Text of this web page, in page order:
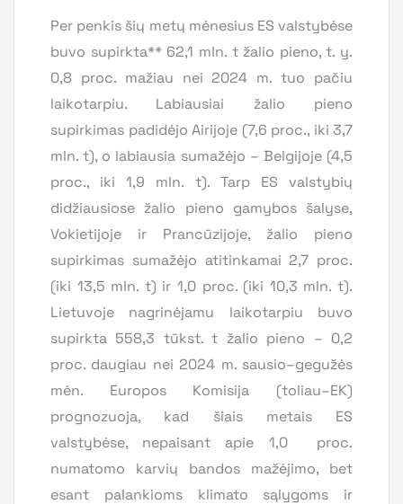
Per penkis šių metų mėnesius ES valstybėse
buvo supirkta** 62,1 mln. t žalio pieno, t. y.
0,8 proc. mažiau nei 2024 m. tuo pačiu
laikotarpiu. Labiausiai žalio pieno
supirkimas padidėjo Airijoje (7,6 proc., iki 3,7
mln. t), o labiausia sumažėjo – Belgijoje (4,5
proc., iki 1,9 mln. t). Tarp ES valstybių
didžiausiose žalio pieno gamybos šalyse,
Vokietijoje ir Prancūzijoje, žalio pieno
supirkimas sumažėjo atitinkamai 2,7 proc.
(iki 13,5 mln. t) ir 1,0 proc. (iki 10,3 mln. t).
Lietuvoje nagrinėjamu laikotarpiu buvo
supirkta 558,3 tūkst. t žalio pieno – 0,2
proc. daugiau nei 2024 m. sausio–gegužės
mėn. Europos Komisija (toliau–EK)
prognozuoja, kad šiais metais ES
valstybėse, nepaisant apie 1,0 proc.
numatomo karvių bandos mažėjimo, bet
esant palankioms klimato sąlygoms ir